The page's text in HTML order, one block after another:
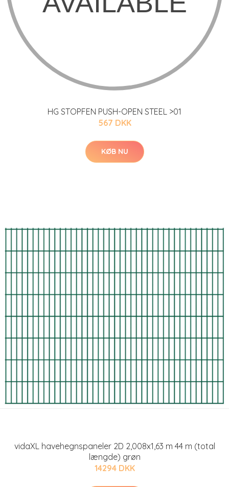
HG STOPFEN PUSH-OPEN STEEL >01
567 DKK
KØB NU
vidaXL havehegnspaneler 2D 2,008x1,63 m 44 m (total
længde) grøn
14294 DKK